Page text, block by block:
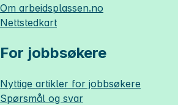
Om arbeidsplassen.no
Nettstedkart
For jobbsøkere
Nyttige artikler for jobbsøkere
Spørsmål og svar